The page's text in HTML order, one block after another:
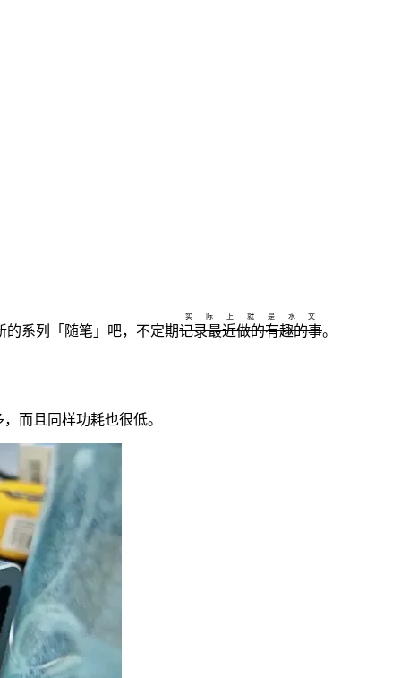
系列「随笔」吧，不定期记录最近做的有趣的事
实际上就是水文
。
而且同样功耗也很低。